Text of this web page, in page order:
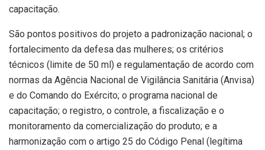
capacitação.
São pontos positivos do projeto a padronização nacional; o
fortalecimento da defesa das mulheres; os critérios
técnicos (limite de 50 ml) e regulamentação de acordo com
normas da Agência Nacional de Vigilância Sanitária (Anvisa)
e do Comando do Exército; o programa nacional de
capacitação; o registro, o controle, a fiscalização e o
monitoramento da comercialização do produto; e a
harmonização com o artigo 25 do Código Penal (legítima